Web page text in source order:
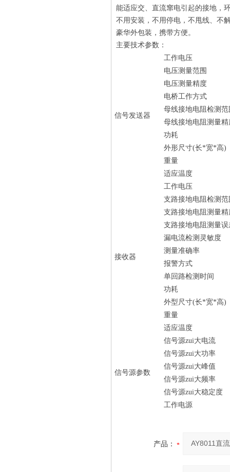
能适应交、直流窜电引起的接地，
不用安装，不用停电，不甩线、不
豪华外包装，携带方便。
主要技术参数：
信号发送器
工作电压
电压测量范围
电压测量精度
电桥工作方式
母线接地电阻检测范
母线接地电阻测量精
功耗
外形尺寸(长*宽*高)
重量
适应温度
接收器
工作电压
支路接地电阻检测范
支路接地电阻测量精
支路接地电阻测量误
漏电流检测灵敏度
测量准确率
报警方式
单回路检测时间
功耗
外型尺寸(长*宽*高)
重量
适应温度
信号源参数
信号源zui大电流
信号源zui大功率
信号源zui大峰值
信号源zui大频率
信号源zui大稳定度
工作电源
产品：